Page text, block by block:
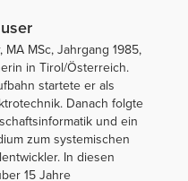
MA MSc, Jahrgang 1985,
in Tirol/Österreich.
startete er als
Danach folgte
und ein
zum systemischen
In diesen
15 Jahre